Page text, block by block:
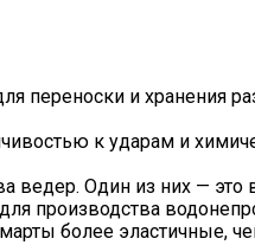
переноски и хранения
к ударам и
ведер. Один из них —
производства
более эластичные,